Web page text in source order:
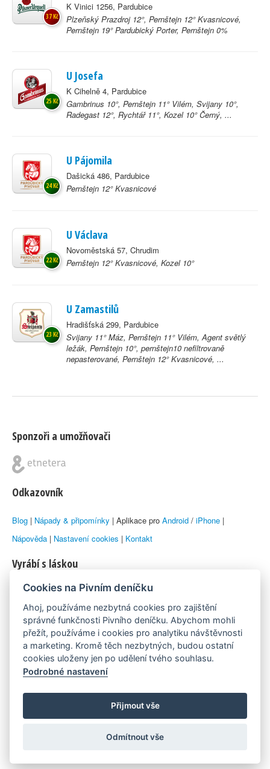
K Vinici 1256, Pardubice
Plzeňský Prazdroj 12°, Pernštejn 12° Kvasnicové,
Pernštejn 19° Pardubický Porter, Pernštejn 0%
37 Kč
U Josefa
K Cihelně 4, Pardubice
Gambrinus 10°, Pernštejn 11° Vilém, Svijany 10°,
Radegast 12°, Rychtář 11°, Kozel 10° Černý, ...
25 Kč
U Pájomila
Dašická 486, Pardubice
Pernštejn 12° Kvasnicové
24 Kč
U Václava
Novoměstská 57, Chrudim
Pernštejn 12° Kvasnicové, Kozel 10°
22 Kč
U Zamastilů
Hradišťská 299, Pardubice
Svijany 11° Máz, Pernštejn 11° Vilém, Agent světlý
ležák, Pernštejn 10°, pernštejn10 nefiltrovaně
nepasterované, Pernštejn 12° Kvasnicové, ...
23 Kč
Sponzoři a umožňovači
Odkazovník
Blog | Nápady & připomínky | Aplikace pro Android / iPhone |
Nápověda | Nastavení cookies | Kontakt
Vyrábí s láskou
© 2010–2026 byLukáš Zemanaka Emka
Máme rádi
Pivní.info
Poznámka pod čarou
Pivní deníček je nezávislý zdroj, který není spjat s žádným
konkrétním pivovarem ani restaurací. Názory uživatelů nemusí nutně
reprezentovat názory tvůrců Deníčku.
Cookies na Pivním deníčku
Ahoj, používáme nezbytná cookies pro zajištění
správné funkčnosti Pivního deníčku. Abychom mohli
přežít, používáme i cookies pro analytiku návštěvnosti
a marketing. Kromě těch nezbytných, budou ostatní
cookies uloženy jen po udělení tvého souhlasu.
Podrobné nastavení
Přijmout vše
Odmítnout vše